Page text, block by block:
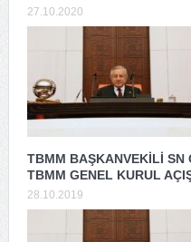
27.10.2020
TBMM BAŞKANVEKİLİ SN
TBMM GENEL KURUL
28.10.2019